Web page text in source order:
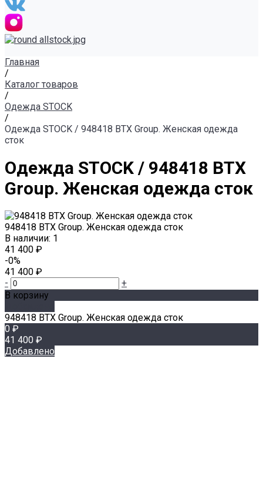
Главная
/
Каталог товаров
/
Одежда STOCK
/
Одежда STOCK / 948418 BTX Group. Женская одежда
сток
Одежда STOCK / 948418 BTX
Group. Женская одежда сток
948418 BTX Group. Женская одежда сток
В наличии: 1
41 400 ₽
-0%
41 400 ₽
-
+
В корзину
948418 BTX Group. Женская одежда сток
0 ₽
41 400 ₽
Добавлено